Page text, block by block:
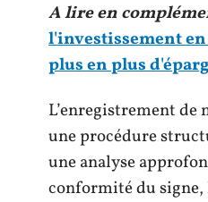
A lire en
l'investissement
plus en plus
L’enregistrement de
une procédure
une analyse
conformité du signe,